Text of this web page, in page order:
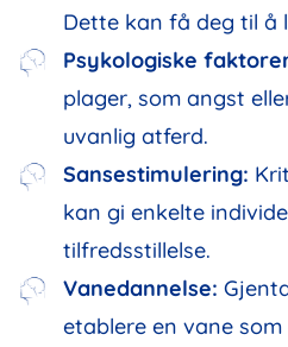
Dette kan få deg til å
Psykologiske
plager, som angst
uvanlig atferd.
Sansestimulering:
kan gi enkelte
tilfredsstillelse.
Vanedannelse:
etablere en vane